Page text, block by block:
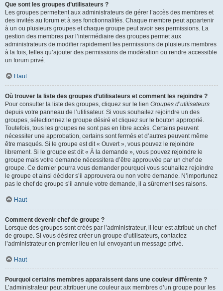
Que sont les groupes d’utilisateurs ?
Les groupes permettent aux administrateurs de gérer l’accès des membres et
des invités au forum et à ses fonctionnalités. Chaque membre peut appartenir
à un ou plusieurs groupes et chaque groupe peut avoir ses permissions. La
gestion des membres par l’intermédiaire des groupes permet aux
administrateurs de modifier rapidement les permissions de plusieurs membres
à la fois, telles qu’ajouter des permissions de modération ou rendre accessible
un forum privé.
Haut
Où trouver la liste des groupes d’utilisateurs et comment les rejoindre ?
Pour consulter la liste des groupes, cliquez sur le lien Groupes d’utilisateurs
depuis votre panneau de l’utilisateur. Si vous souhaitez rejoindre un des
groupes, sélectionnez le groupe désiré et cliquez sur le bouton approprié.
Toutefois, tous les groupes ne sont pas en libre accès. Certains peuvent
nécessiter une approbation, certains sont fermés et d’autres peuvent même
être masqués. Si le groupe est dit « Ouvert », vous pouvez le rejoindre
librement. Si le groupe est dit « À la demande », vous pouvez rejoindre le
groupe mais votre demande nécessitera d’être approuvée par un chef de
groupe. Ce dernier pourra vous demander pourquoi vous souhaitez rejoindre
le groupe et ainsi décider s’il approuvera ou non votre demande. N’importunez
pas le chef de groupe s’il annule votre demande, il a sûrement ses raisons.
Haut
Comment devenir chef de groupe ?
Lorsque des groupes sont créés par l’administrateur, il leur est attribué un chef
de groupe. Si vous désirez créer un groupe d’utilisateurs, contactez
l’administrateur en premier lieu en lui envoyant un message privé.
Haut
Pourquoi certains membres apparaissent dans une couleur différente ?
L’administrateur peut attribuer une couleur aux membres d’un groupe pour les